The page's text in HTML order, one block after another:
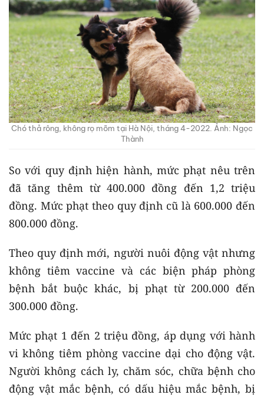
Chó thả rông, không rọ mõm tại Hà Nội, tháng 4-2022. Ảnh: Ngọc
Thành
So với quy định hiện hành, mức phạt nêu trên
đã tăng thêm từ 400.000 đồng đến 1,2 triệu
đồng. Mức phạt theo quy định cũ là 600.000 đến
800.000 đồng.
Theo quy định mới, người nuôi động vật nhưng
không tiêm vaccine và các biện pháp phòng
bệnh bắt buộc khác, bị phạt từ 200.000 đến
300.000 đồng.
Mức phạt 1 đến 2 triệu đồng, áp dụng với hành
vi không tiêm phòng vaccine dại cho động vật.
Người không cách ly, chăm sóc, chữa bệnh cho
động vật mắc bệnh, có dấu hiệu mắc bệnh, bị